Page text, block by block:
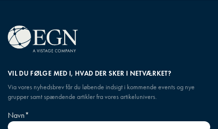
VIL DU FØLGE MED I, HVAD DER SKER I NETVÆRKET?
Via vores nyhedsbrev får du løbende indsigt i kommende events og nye
grupper samt spændende artikler fra vores artikelunivers.
Navn*